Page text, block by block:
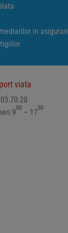
in asigurari
viata
900– 1730